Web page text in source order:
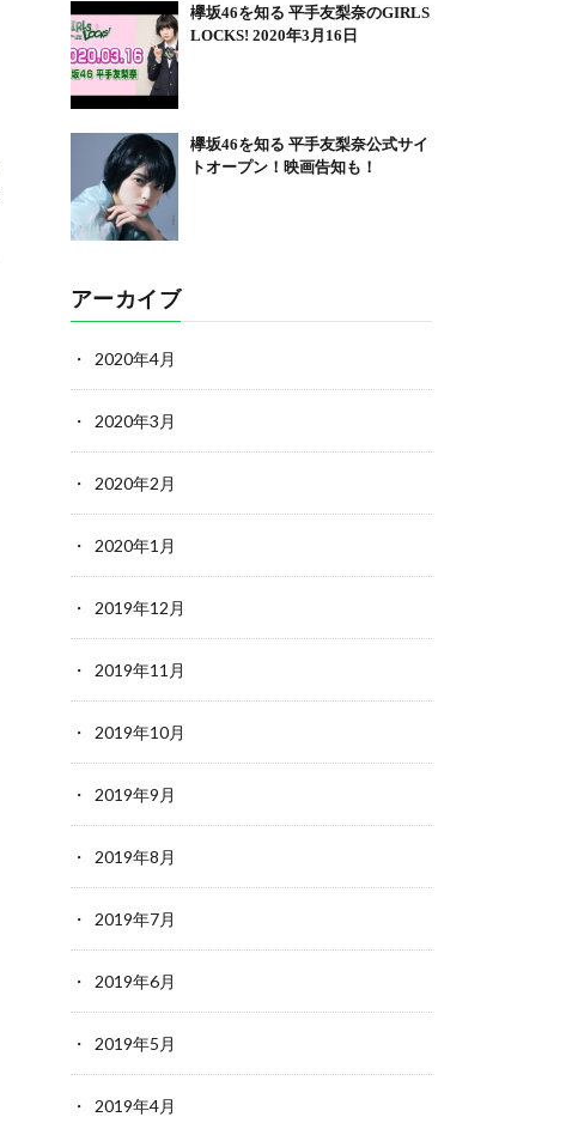
欅坂46を知る 平手友梨奈のGIRLS
LOCKS! 2020年3月16日
欅坂46を知る 平手友梨奈公式サイ
トオープン！映画告知も！
アーカイブ
2020年4月
2020年3月
2020年2月
2020年1月
2019年12月
2019年11月
2019年10月
2019年9月
2019年8月
2019年7月
2019年6月
2019年5月
2019年4月